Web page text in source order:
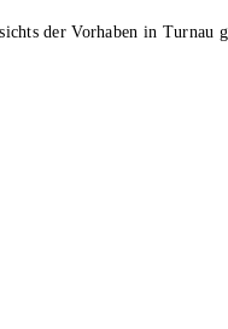
der Vorhaben in Turnau